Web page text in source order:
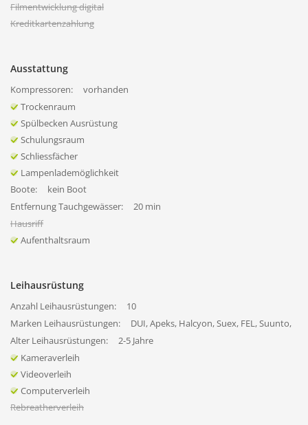
Filmentwicklung digital
Kreditkartenzahlung
Ausstattung
Kompressoren:
vorhanden
Trockenraum
Spülbecken Ausrüstung
Schulungsraum
Schliessfächer
Lampenlademöglichkeit
Boote:
kein Boot
Entfernung Tauchgewässer:
20 min
Hausriff
Aufenthaltsraum
Leihausrüstung
Anzahl Leihausrüstungen:
10
Marken Leihausrüstungen:
DUI, Apeks, Halcyon, Suex, FEL, Suunto,
Alter Leihausrüstungen:
2-5 Jahre
Kameraverleih
Videoverleih
Computerverleih
Rebreatherverleih